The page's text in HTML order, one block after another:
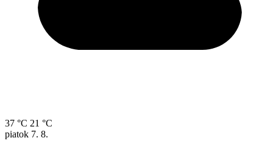
37 °C 21 °C
piatok 7. 8.